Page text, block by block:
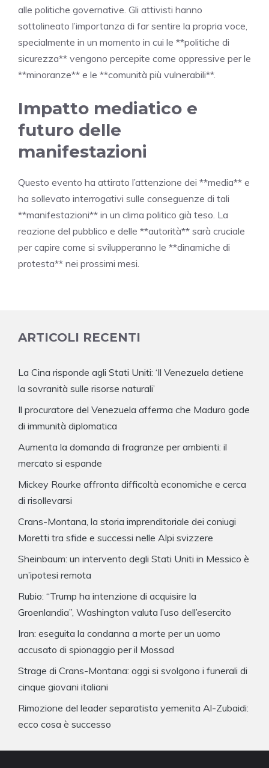
alle politiche governative. Gli attivisti hanno
sottolineato l’importanza di far sentire la propria voce,
specialmente in un momento in cui le **politiche di
sicurezza** vengono percepite come oppressive per le
**minoranze** e le **comunità più vulnerabili**.
Impatto mediatico e
futuro delle
manifestazioni
Questo evento ha attirato l’attenzione dei **media** e
ha sollevato interrogativi sulle conseguenze di tali
**manifestazioni** in un clima politico già teso. La
reazione del pubblico e delle **autorità** sarà cruciale
per capire come si svilupperanno le **dinamiche di
protesta** nei prossimi mesi.
ARTICOLI RECENTI
La Cina risponde agli Stati Uniti: ‘Il Venezuela detiene
la sovranità sulle risorse naturali’
Il procuratore del Venezuela afferma che Maduro gode
di immunità diplomatica
Aumenta la domanda di fragranze per ambienti: il
mercato si espande
Mickey Rourke affronta difficoltà economiche e cerca
di risollevarsi
Crans-Montana, la storia imprenditoriale dei coniugi
Moretti tra sfide e successi nelle Alpi svizzere
Sheinbaum: un intervento degli Stati Uniti in Messico è
un’ipotesi remota
Rubio: “Trump ha intenzione di acquisire la
Groenlandia”, Washington valuta l’uso dell’esercito
Iran: eseguita la condanna a morte per un uomo
accusato di spionaggio per il Mossad
Strage di Crans-Montana: oggi si svolgono i funerali di
cinque giovani italiani
Rimozione del leader separatista yemenita Al-Zubaidi:
ecco cosa è successo